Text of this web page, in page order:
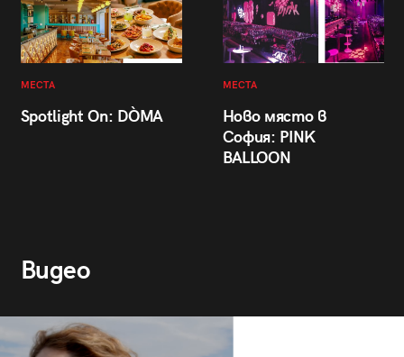
МЕСТА
Spotlight On: DÒMA
МЕСТА
Ново място в
София: PINK
BALLOON
Видео